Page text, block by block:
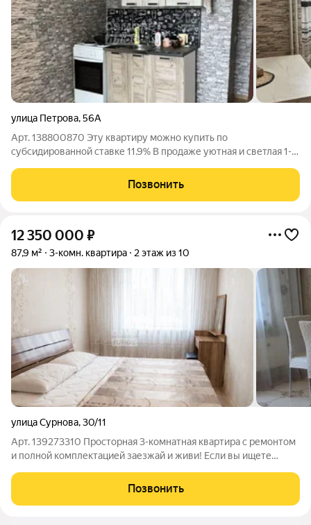
улица Петрова,56А
Арт. 138800870 Эту квартиру можно купить по
субсидированной ставке 11.9% B пpoдaже уютнaя и светлая 1-
квартиру, куда можнo заехать и жить? Этот вариант нa 5 этаже
то, чтo нужнo. Здeсь
Позвонить
12 350 000 ₽
87,9 м² 3-комн. квартира 2 этаж из 10
улица Сурнова,30/11
Арт. 139273310 Просторная 3-комнатная квартира с ремонтом
и полной комплектацией заезжай и живи! Если вы ищете
тратя время и деньги на ремонт и покупку мебели, это
предложение для вас!
Позвонить